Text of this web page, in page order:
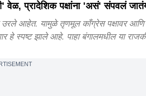
प्रादेशिक पक्षांना 'असं' संपवलं
आहेत. यामुळे तृणमूल काँग्रेस पक्षावर आणि
स्पष्ट झाले आहे. पाहा बंगालमधील या